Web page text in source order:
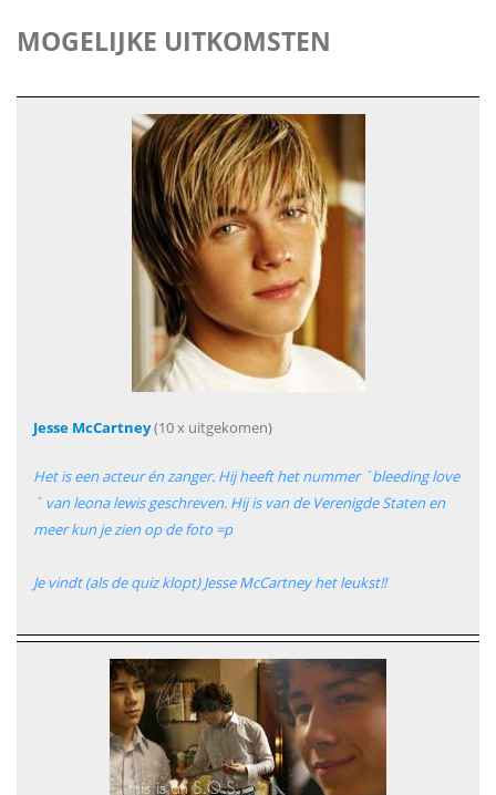
MOGELIJKE UITKOMSTEN
Jesse McCartney(10 x uitgekomen)
Het is een acteur én zanger. Hij heeft het nummer ´bleeding love
´ van leona lewis geschreven. Hij is van de Verenigde Staten en
meer kun je zien op de foto =p
Je vindt (als de quiz klopt) Jesse McCartney het leukst!!